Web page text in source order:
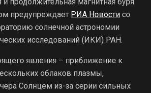
предупреждает РИА Новости со
солнечной астрономии
исследований (ИКИ) РАН.
явления – приближение к
облаков плазмы,
Солнцем из-за серии сильных